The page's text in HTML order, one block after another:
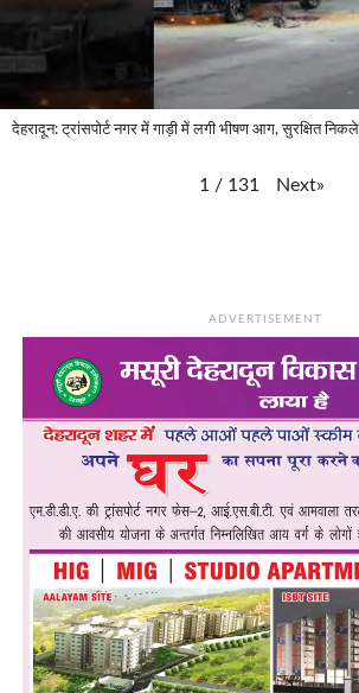
देहरादून: ट्रांसपोर्ट नगर में गाड़ी में लगी भीषण आग, सुरक्षित
1 / 131 Next»
ADVERTISEMENT